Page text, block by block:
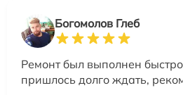
Богомолов Глеб
Ремонт был выполнен
пришлось долго ждать,